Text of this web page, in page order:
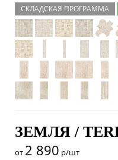
СКЛАДСКАЯ ПРОГРАММА
ЗЕМЛЯ /
от 2 890 р/шт